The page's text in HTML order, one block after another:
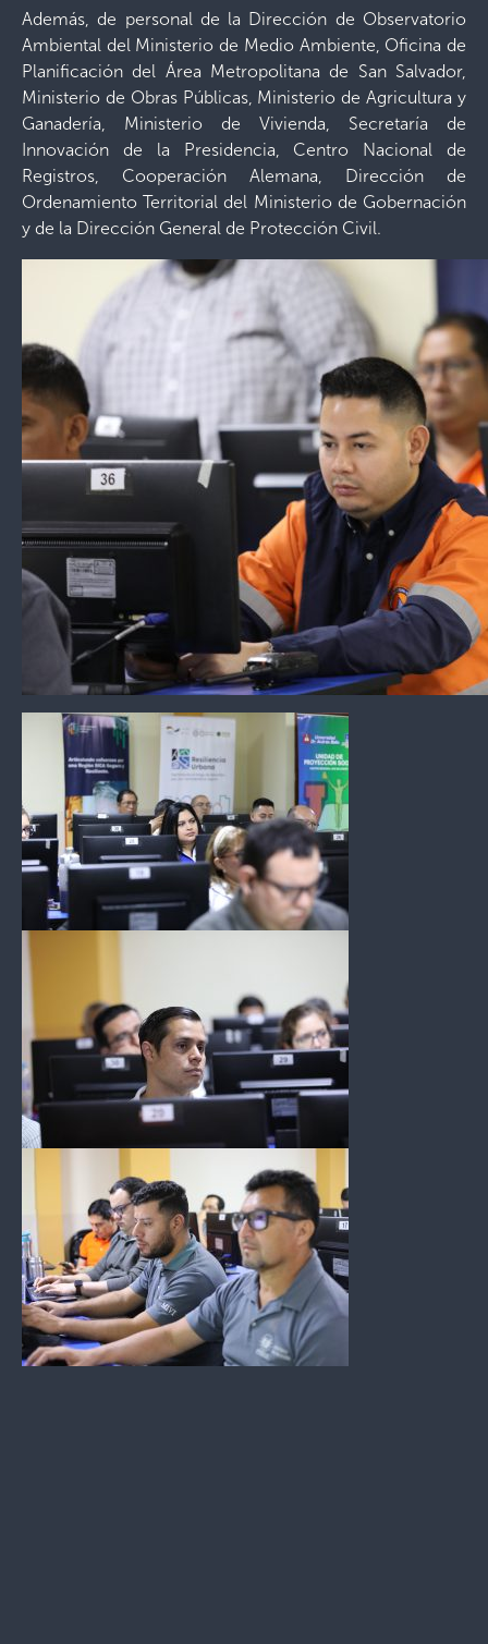
Además, de personal de la Dirección de Observatorio
Ambiental del Ministerio de Medio Ambiente, Oficina de
Planificación del Área Metropolitana de San Salvador,
Ministerio de Obras Públicas, Ministerio de Agricultura y
Ganadería, Ministerio de Vivienda, Secretaría de
Innovación de la Presidencia, Centro Nacional de
Registros, Cooperación Alemana, Dirección de
Ordenamiento Territorial del Ministerio de Gobernación
y de la Dirección General de Protección Civil.